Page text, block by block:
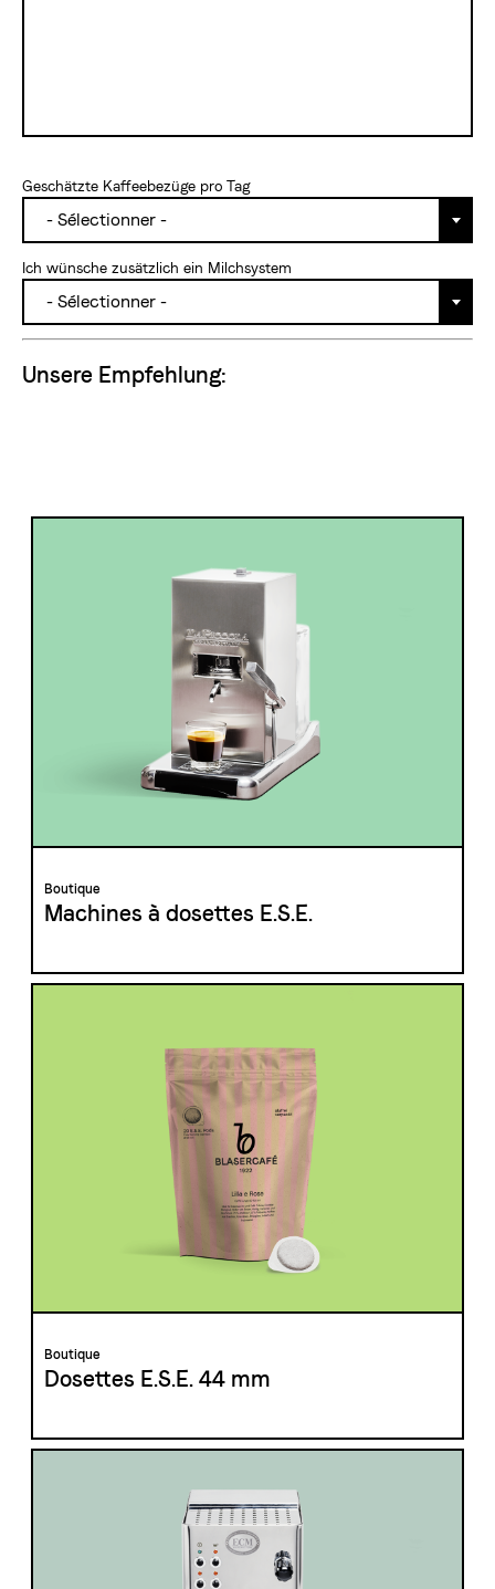
Geschätzte Kaffeebezüge pro Tag
- Sélectionner -
Milchlösung
Ich wünsche zusätzlich ein Milchsystem
- Sélectionner -
Unsere Empfehlung:
Boutique
Machines à dosettes E.S.E.
Boutique
Dosettes E.S.E. 44 mm